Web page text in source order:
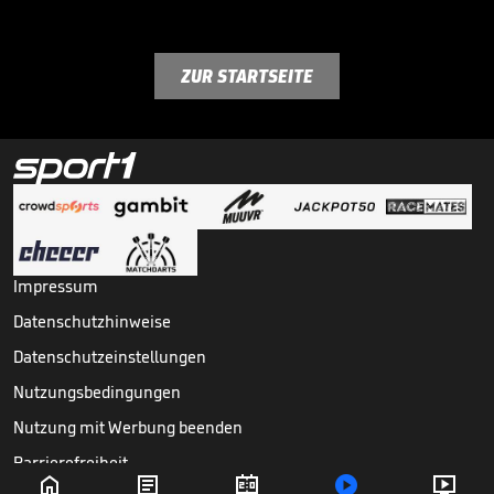
    
ZUR STARTSEITE
Impressum
Datenschutzhinweise
Datenschutzeinstellungen
Nutzungsbedingungen
Nutzung mit Werbung beenden
Barrierefreiheit